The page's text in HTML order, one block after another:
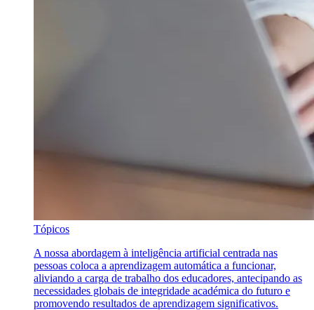
Tópicos
A nossa abordagem à inteligência artificial centrada nas
pessoas coloca a aprendizagem automática a funcionar,
aliviando a carga de trabalho dos educadores, antecipando as
necessidades globais de integridade académica do futuro e
promovendo resultados de aprendizagem significativos.